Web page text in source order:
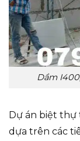
Dầm
Dự án biệt thự
dựa trên các